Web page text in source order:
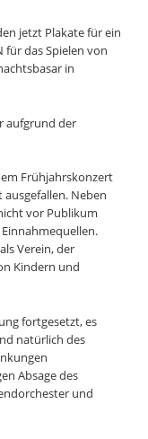
jetzt Plakate für ein
das Spielen von
in
aufgrund der
Frühjahrskonzert
Neben
vor Publikum
Verein, der
Kindern und
fortgesetzt, es
natürlich des
Absage des
und